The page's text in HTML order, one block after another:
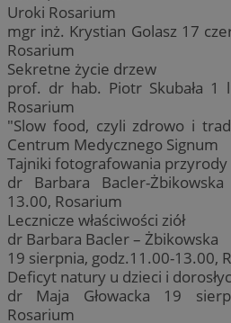
Uroki Rosarium
mgr inż. Krystian Golasz 17
Rosarium
Sekretne życie drzew
prof. dr hab. Piotr Skubała 1
Rosarium
"Slow food, czyli zdrowo i
Centrum Medycznego Signum
Tajniki fotografowania przyrody
dr Barbara Bacler-
13.00, Rosarium
Lecznicze właściwości ziół
dr Barbara Bacler – Żbikowska
19 sierpnia, godz.11.00-13.00,
Deficyt natury u dzieci i
dr Maja Głowacka 19
Rosarium